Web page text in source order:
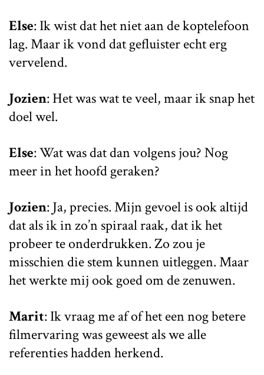
Else: Ik wist dat het niet aan de koptelefoon
lag. Maar ik vond dat gefluister echt erg
vervelend.
Jozien: Het was wat te veel, maar ik snap het
doel wel.
Else: Wat was dat dan volgens jou? Nog
meer in het hoofd geraken?
Jozien: Ja, precies. Mijn gevoel is ook altijd
dat als ik in zo’n spiraal raak, dat ik het
probeer te onderdrukken. Zo zou je
misschien die stem kunnen uitleggen. Maar
het werkte mij ook goed om de zenuwen.
Marit: Ik vraag me af of het een nog betere
filmervaring was geweest als we alle
referenties hadden herkend.